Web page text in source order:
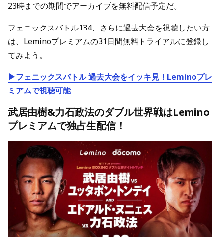
23時までの期間でアーカイブを無料配信予定だ。
フェニックスバトル134、さらに過去大会を視聴したい方
は、Leminoプレミアムの31日間無料トライアルに登録し
てみよう。
▶フェニックスバトル 過去大会をイッキ見！Leminoプレ
ミアムで視聴可能
武居由樹&力石政法のダブル世界戦はLemino
プレミアムで独占生配信！